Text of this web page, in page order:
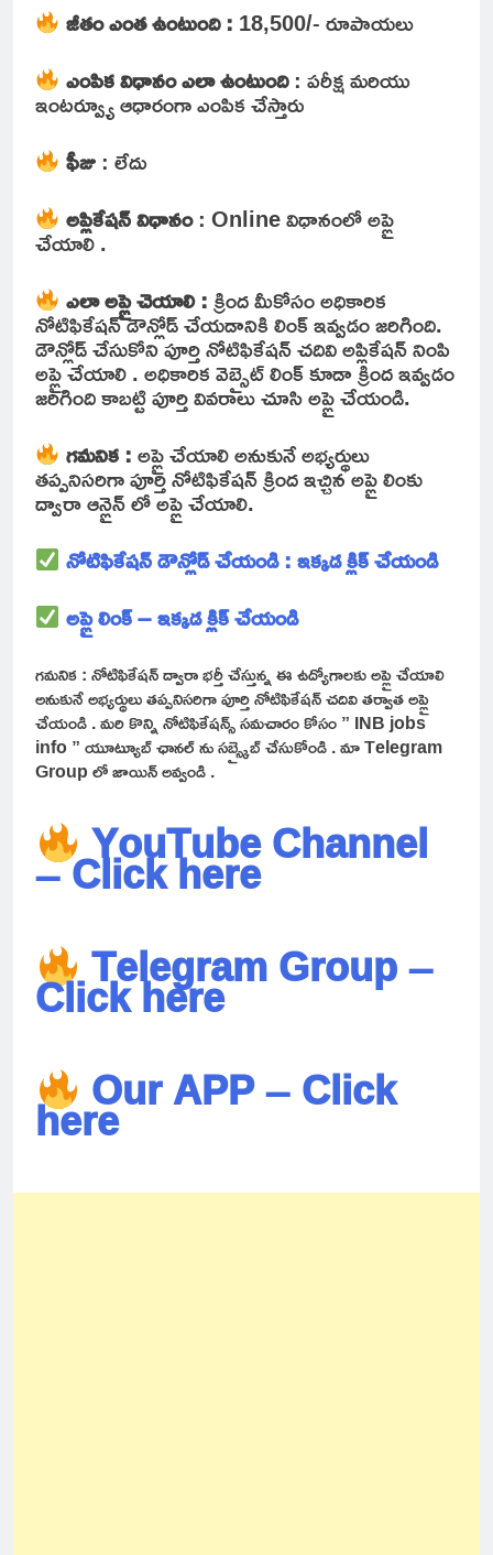
జీతం ఎంత ఉంటుంది :18,500/- రూపాయలు
ఎంపిక విధానం ఎలా ఉంటుంది: పరీక్ష మరియు
ఇంటర్వ్యూ ఆధారంగా ఎంపిక చేస్తారు
ఫీజు: లేదు
అప్లికేషన్ విధానం: Online విధానంలో అప్లై
చేయాలి .
ఎలా అప్లై చెయాలి :క్రింద మీకోసం అధికారిక
నోటిఫికేషన్ డౌన్లోడ్ చేయడానికి లింక్ ఇవ్వడం జరిగింది.
డౌన్లోడ్ చేసుకోని పూర్తి నోటిఫికేషన్ చదివి అప్లికేషన్ నింపి
అప్లై చేయాలి . అధికారిక వెబ్సైట్ లింక్ కూడా క్రింద ఇవ్వడం
జరిగింది కాబట్టి పూర్తి వివరాలు చూసి అప్లై చేయండి.
గమనిక :అప్లై చేయాలి అనుకునే అభ్యర్థులు
తప్పనిసరిగా పూర్తి నోటిఫికేషన్ క్రింద ఇచ్చిన అప్లై లింకు
ద్వారా ఆన్లైన్ లో అప్లై చేయాలి.
నోటిఫికేషన్ డౌన్లోడ్ చేయండి : ఇక్కడ క్లిక్ చేయండి
అప్లై లింక్ – ఇక్కడ క్లిక్ చేయండి
గమనిక : నోటిఫికేషన్ ద్వారా భర్తీ చేస్తున్న ఈ ఉద్యోగాలకు అప్లై చేయాలి
అనుకునే అభ్యర్థులు తప్పనిసరిగా పూర్తి నోటిఫికేషన్ చదివి తర్వాత అప్లై
చేయండి . మరి కొన్ని నోటిఫికేషన్స్ సమచారం కోసం ” INB jobs
info ” యూట్యూబ్ ఛానల్ ను సబ్స్క్రైబ్ చేసుకోండి . మా Telegram
Group లో జాయిన్ అవ్వండి .
YouTube Channel
– Click here
Telegram Group –
Click here
Our APP – Click
here